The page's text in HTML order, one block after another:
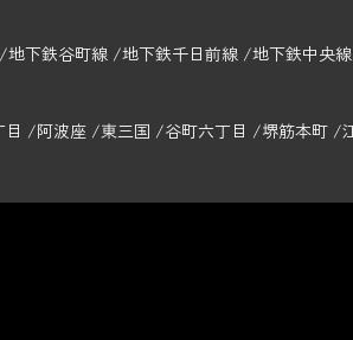
地下鉄谷町線 地下鉄千日前線 地下鉄中央線
阿波座 東三国 谷町六丁目 堺筋本町